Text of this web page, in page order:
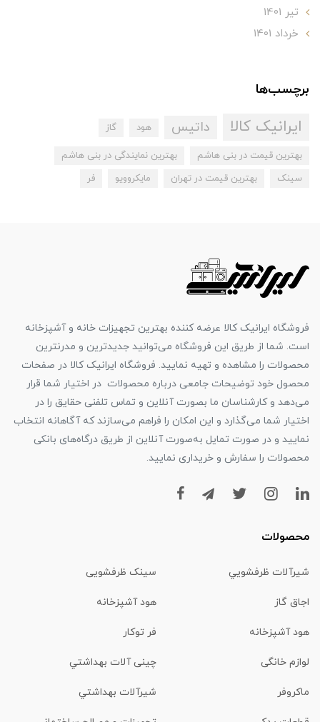
تير 1401
خرداد 1401
برچسب‌ها
ایرانیک کالا داتیس هود گاز
بهترین قیمت در بنی هاشم
بهترین نمایندگی در بنی هاشم
سینک
بهترین قیمت در تهران مایکروویو فر
فروشگاه ایرانیک کالا عرضه کننده بهترین تجهیزات خانه و آشپزخانه
است. شما از طریق این فروشگاه می‌توانید جدیدترین و مدرنترین
محصولات را مشاهده و تهیه نمایید. فروشگاه ایرانیک کالا در صفحات
محصول خود توضیحات جامعی درباره محصولات در اختیار شما قرار
می‌دهد و کارشناسان ما بصورت آنلاین و تماس تلفنی حقایق را در
اختیار شما می‌گذارد و این امکان را فراهم می‌سازند که آگاهانه انتخاب
نمایید و در صورت تمایل به‌صورت آنلاین از طریق درگاه‌های بانکی
محصولات را سفارش و خریداری نمایید.
محصولات
شیرآلات ظرفشويي سینک ظرفشویی
اجاق گاز هود آشپزخانه
هود آشپزخانه فر توکار
لوازم خانگی چینی آلات بهداشتي
ماكروفر شیرآلات بهداشتي